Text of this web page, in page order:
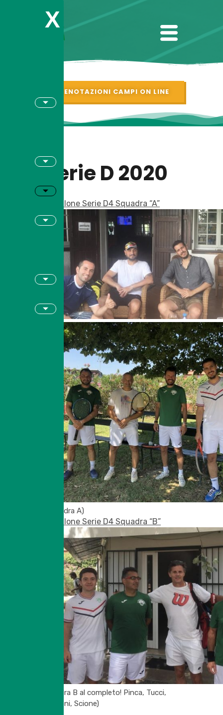
X
PRENOTAZIONI CAMPI ON LINE
Serie D 2020
Tabellone Serie D4 Squadra “A”
(Squadra A)
Tabellone Serie D4 Squadra “B”
(Squdra B al completo! Pinca, Tucci,
Dalboni, Scione)